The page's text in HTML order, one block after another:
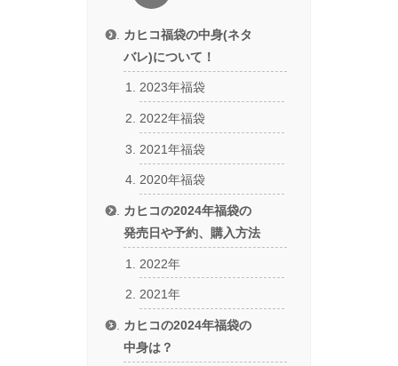
カヒコ福袋の中身(ネタ
バレ)について！
2023年福袋
2022年福袋
2021年福袋
2020年福袋
カヒコの2024年福袋の
発売日や予約、購入方法
2022年
2021年
カヒコの2024年福袋の
中身は？